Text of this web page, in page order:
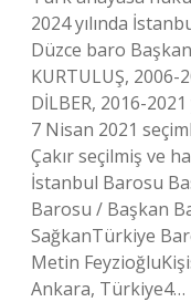
2024 yılında
Düzce baro
KURTULUŞ, 2006-
DİLBER, 2016-
7 Nisan 2021
Çakır seçilmiş ve
İstanbul Barosu
Barosu / Başkan
SağkanTürkiye
Metin
Ankara, Türkiye4…